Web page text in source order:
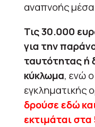
αναπνοής
Τις 30.000
για την
ταυτότητας ή
κύκλωμα, ενώ
εγκληματικής
δρούσε εδώ
εκτιμάται